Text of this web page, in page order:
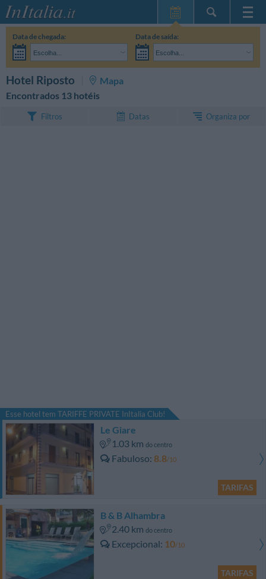
InItalia Club
Data de chegada:
Escolha...
Data de saída:
Escolha...
Hotel Riposto
Mapa
Encontrados 13 hotéis
Filtros Datas Organiza por
Esse hotel tem TARIFFE PRIVATE InItalia Club!
Le Giare
1.03 km do centro
Fabuloso 8.8/10
TARIFAS
B & B Alhambra
2.40 km do centro
Excepcional 10/10
TARIFAS